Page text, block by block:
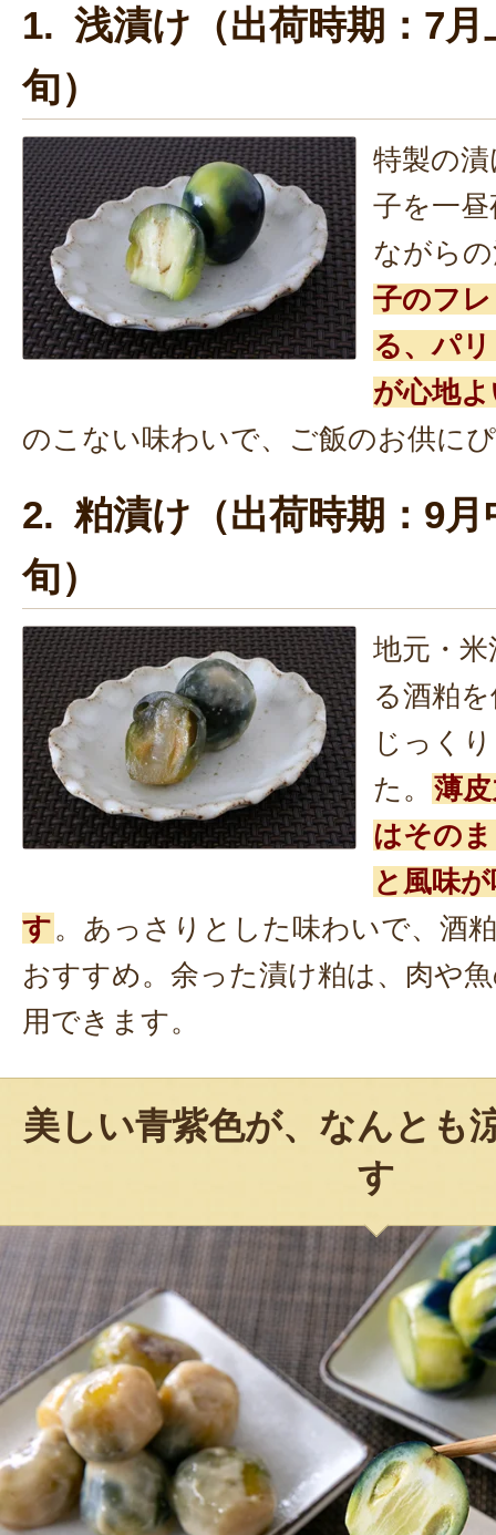
1. 浅漬け（出荷時期：7月
旬）
特製の
子を一
ながら
子のフ
る、パ
が心地
のこない味わいで、ご飯のお供に
2. 粕漬け（出荷時期：9月
旬）
地元・
る酒粕
じっく
た。 薄
はその
と風味
す。あっさりとした味わいで、酒
おすすめ。余った漬け粕は、肉や
用できます。
美しい青紫色が、なんとも
す